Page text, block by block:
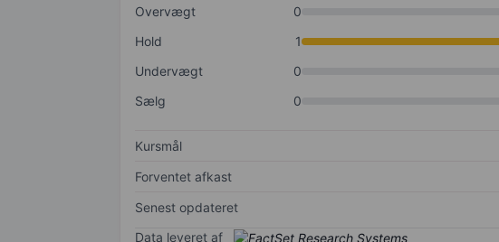
Overvægt
0
Hold
1
Undervægt
0
Sælg
0
Kursmål
Forventet afkast
Senest opdateret
Data leveret af